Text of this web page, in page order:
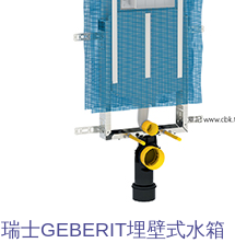
瑞士GEBERIT埋壁式水箱